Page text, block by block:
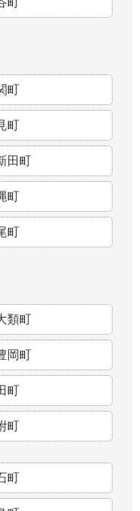
町
町
田町
町
町
類町
岡町
町
町
町